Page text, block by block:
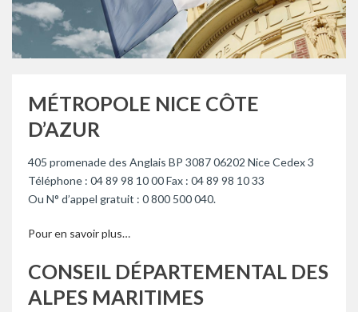
MÉTROPOLE NICE CÔTE
D’AZUR
405 promenade des Anglais BP 3087 06202 Nice Cedex 3
Téléphone : 04 89 98 10 00 Fax : 04 89 98 10 33
Ou N° d’appel gratuit : 0 800 500 040.
Pour en savoir plus…
CONSEIL DÉPARTEMENTAL DES
ALPES MARITIMES